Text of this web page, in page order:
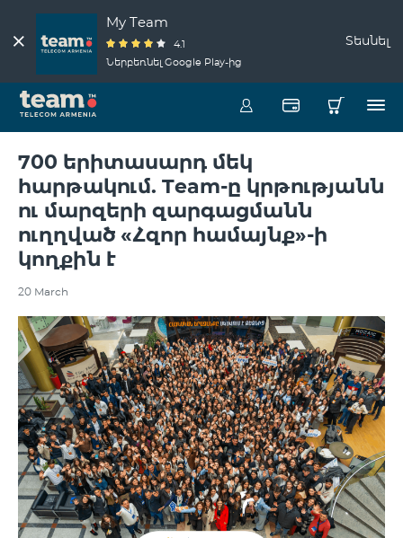
My Team
4.1
Ներբեռնել Google Play-ից
Տեսնել
700 երիտասարդ մեկ
հարթակում. Team-ը կրթությանն
ու մարզերի զարգացմանն
ուղղված «Հզոր համայնք»-ի
կողքին է
20 March